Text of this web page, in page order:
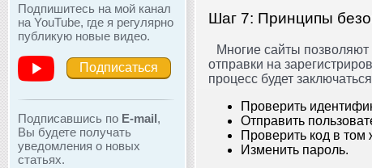
Подпишитесь на мой канал
на YouTube, где я регулярно
публикую новые видео.
Подписаться
Подписавшись по E-mail,
Вы будете получать
уведомления о новых
статьях.
Шаг 7: Принципы
Многие сайты
отправки на
процесс будет
Проверить
Отправить
Проверить код в том
Изменить пароль.